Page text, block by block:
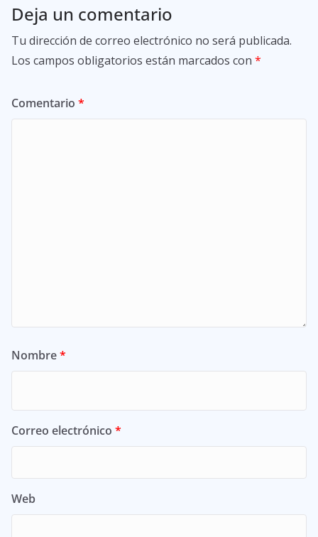
Deja un comentario
Tu dirección de correo electrónico no será publicada.
Los campos obligatorios están marcados con *
Comentario *
Nombre*
Correo electrónico *
Web